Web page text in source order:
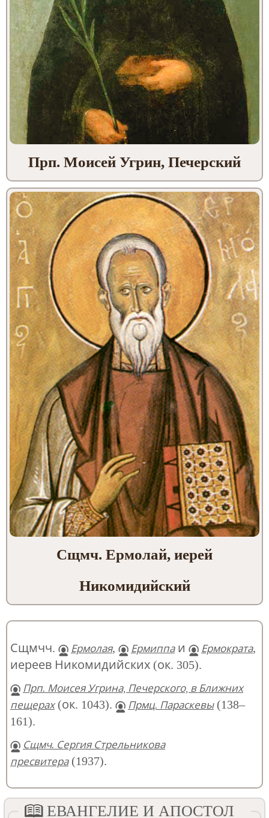
Прп. Моисей Угрин, Печерский
Сщмч. Ермолай, иерей
Никомидийский
Сщмчч. Ермолая, Ермиппаи Ермократа,
иереев Никомидийских (ок. 305).
Прп. Моисея Угрина, Печерского, в Ближних
пещерах(ок. 1043). Прмц. Параскевы(138–
161).
Сщмч. Сергия Стрельникова
пресвитера(1937).
ЕВАНГЕЛИЕ И АПОСТОЛ